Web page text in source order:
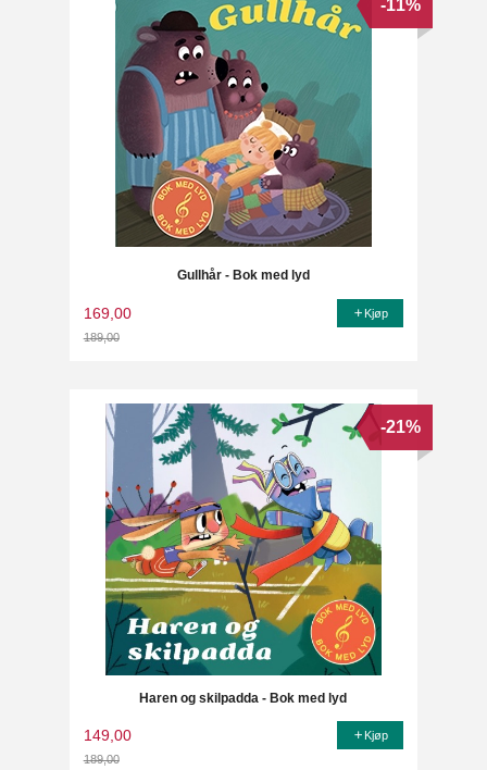
Gullhår - Bok med lyd
169,00
189,00
-11%
Kjøp
Haren og skilpadda - Bok med lyd
149,00
189,00
-21%
Kjøp